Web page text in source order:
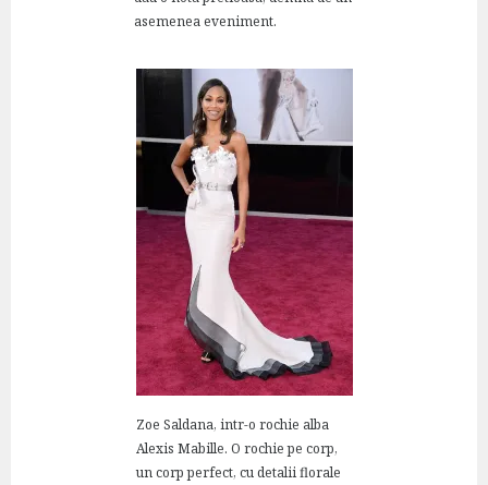
asemenea eveniment.
Zoe Saldana, intr-o rochie alba
Alexis Mabille. O rochie pe corp,
un corp perfect, cu detalii florale